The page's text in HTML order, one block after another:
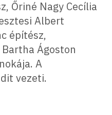
Őriné Nagy Cecília
Albert
építész,
Ágoston
A
vezeti.